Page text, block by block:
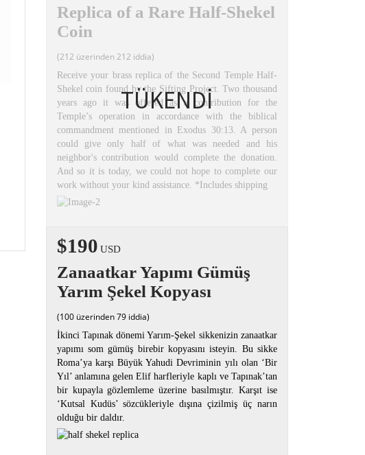
TÜKENDİ
Replica of a Rare Half-Shekel
Coin
(212 üzerinden 212 iddia)
Receive your brass replica of the Second Temple Half-
Shekel coin found by the Sifting Project. Two thousand
years ago it was offered as a contribution for the
Temple’s operation in accordance with the biblical
commandment mentioned in Exodus 30:13. A person
could give only half of what was needed and his
neighbor's contribution would complete the donation.
And so it is today, we could not hope to complete our
work without your kind assistance. *Includes shipping
$190 USD
Zanaatkar Yapımı Gümüş
Yarım Şekel Kopyası
(100 üzerinden 79 iddia)
İkinci Tapınak dönemi Yarım-Şekel sikkenizin zanaatkar
yapımı som gümüş birebir kopyasını isteyin. Bu sikke
Roma’ya karşı Büyük Yahudi Devriminin yılı olan ‘Bir
Yıl’ anlamına gelen Elif harfleriyle kaplı ve Tapınak’tan
bir kupayla gözlemleme üzerine basılmıştır. Karşıt ise
‘Kutsal Kudüs’ sözcükleriyle dışına çizilmiş üç narın
olduğu bir daldır.